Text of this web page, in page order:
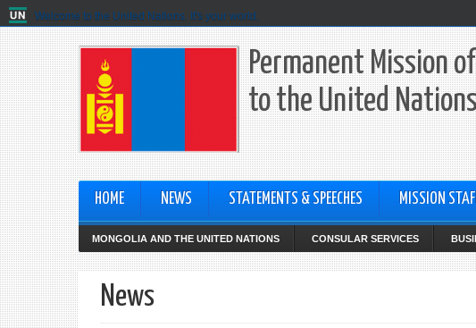
Welcome to the United Nations. It's your world.
Permanent Mission
to the United
HOME NEWS STATEMENTS & SPEECHES MISSION
MONGOLIA AND THE UNITED NATIONS CONSULAR SERVICES
News